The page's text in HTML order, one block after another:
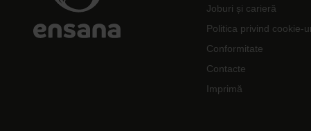
Joburi și carieră
Politica privind cookie-
Conformitate
Contacte
Imprimă